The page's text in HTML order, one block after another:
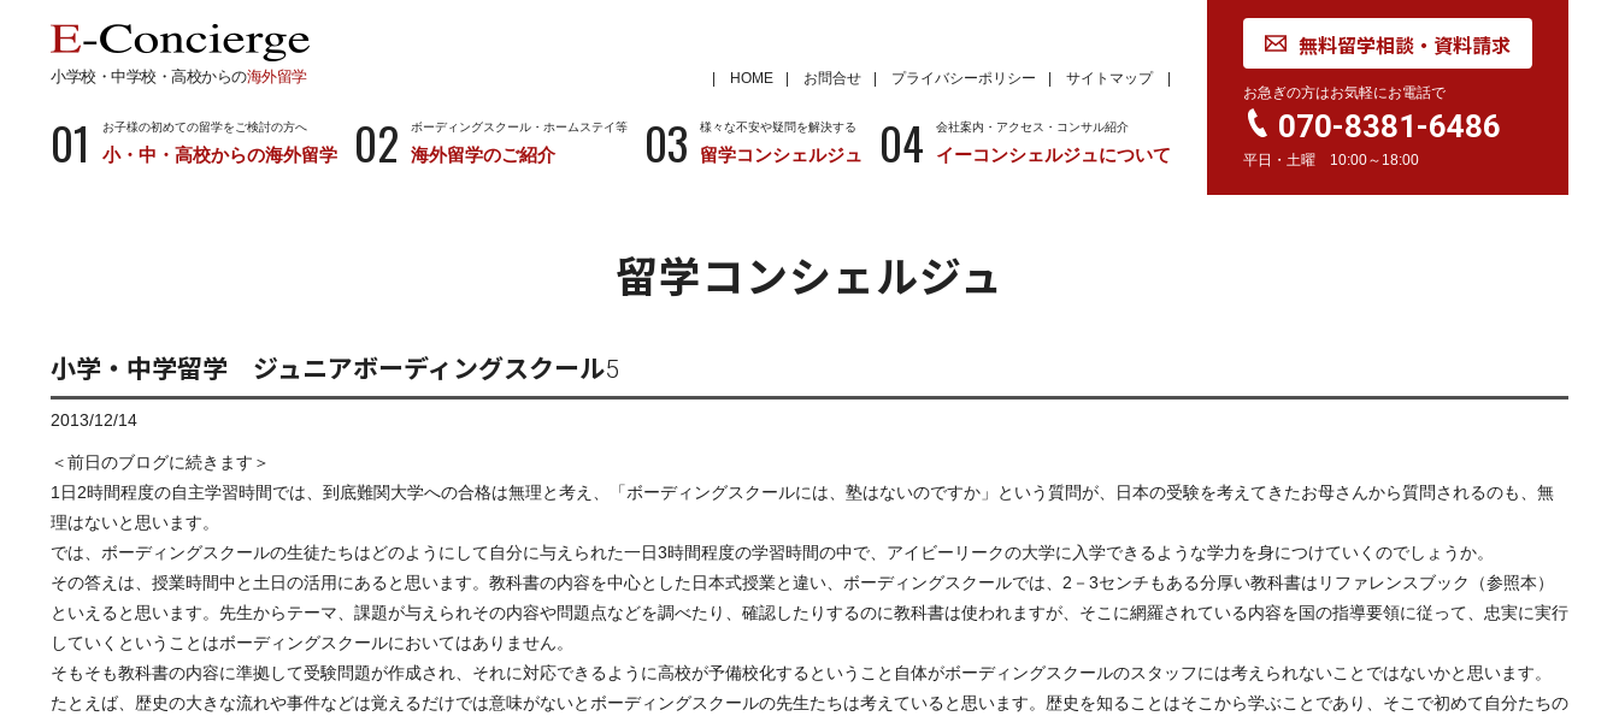
小学校・中学校・高校からの海外留学 HOME お問合せ プライバシーポリシー サイトマップ
01 お子様の初めての留学をご検討の方へ
小・中・高校からの海外留学 02 ボーディングスクール・ホームステイ等
海外留学のご紹介
高校生からのボーディングスクール
留学情報 学校情報
03 様々な不安や疑問を解決する
留学コンシェルジュ 04 会社案内・アクセス・コンサル紹介
イーコンシェルジュについて
無料留学相談・資料請求
お急ぎの方はお気軽にお電話で
070-8381-6486
平日・土曜 10:00～18:00
留学コンシェルジュ
小学・中学留学 ジュニアボーディングスクール5
2013/12/14
＜前日のブログに続きます＞
1日2時間程度の自主学習時間では、到底難関大学への合格は無理と考え、「ボーディングスクールには、塾はないのですか」という質問が、日本の受験を考えてきたお母さんから質問されるのも、無
理はないと思います。
では、ボーディングスクールの生徒たちはどのようにして自分に与えられた一日3時間程度の学習時間の中で、アイビーリークの大学に入学できるような学力を身につけていくのでしょうか。
その答えは、授業時間中と土日の活用にあると思います。教科書の内容を中心とした日本式授業と違い、ボーディングスクールでは、2－3センチもある分厚い教科書はリファレンスブック（参照本）
といえると思います。先生からテーマ、課題が与えられその内容や問題点などを調べたり、確認したりするのに教科書は使われますが、そこに網羅されている内容を国の指導要領に従って、忠実に実行
していくということはボーディングスクールにおいてはありません。
そもそも教科書の内容に準拠して受験問題が作成され、それに対応できるように高校が予備校化するということ自体がボーディングスクールのスタッフには考えられないことではないかと思います。
たとえば、歴史の大きな流れや事件などは覚えるだけでは意味がないとボーディングスクールの先生たちは考えていると思います。歴史を知ることはそこから学ぶことであり、そこで初めて自分たちの